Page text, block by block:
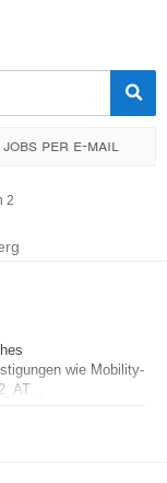
Jobs per e-mail
2
wie Mobility-